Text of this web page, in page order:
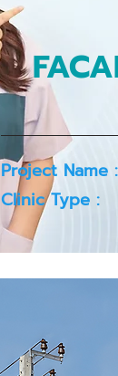
Project Name :
Clinic Type :